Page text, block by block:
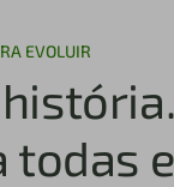
EVOLUIR
todas